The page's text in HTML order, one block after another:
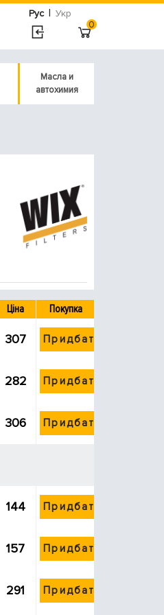
Рус | Укр
0
Масла и
автохимия
Ціна Покупка
307 Придбати
282 Придбати
306 Придбати
144 Придбати
157 Придбати
291 Придбати